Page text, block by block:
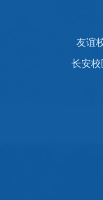
友谊
长安校